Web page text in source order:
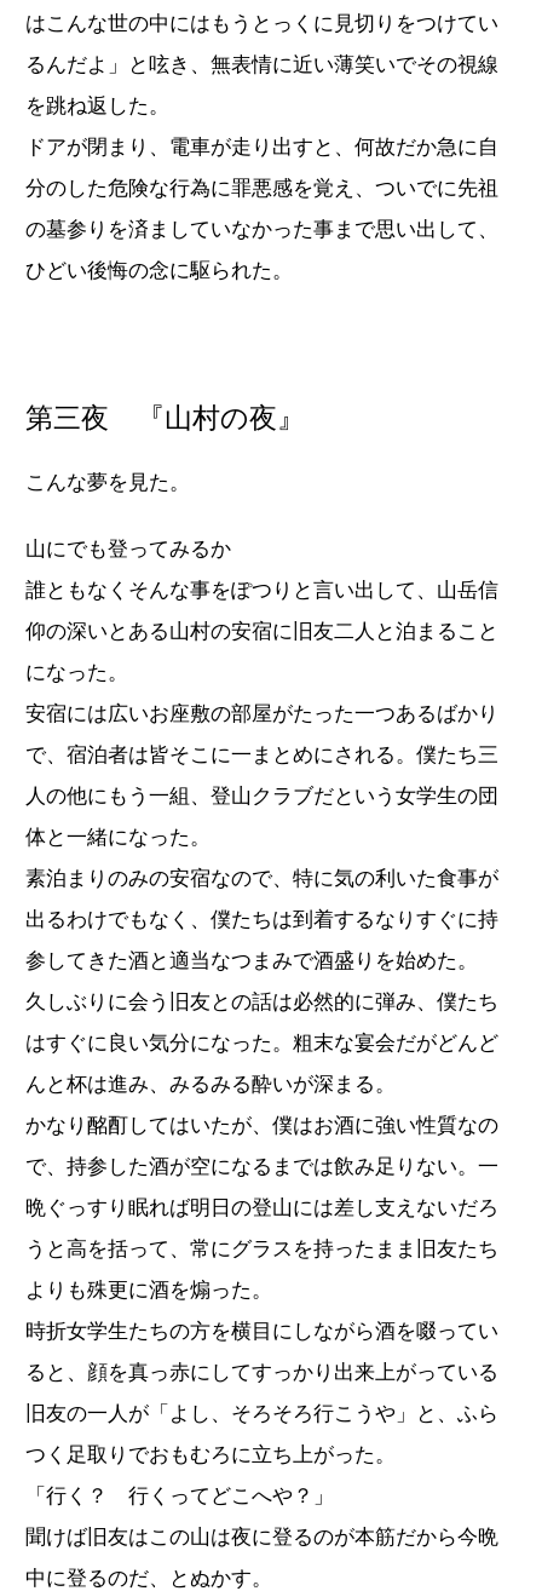
はこんな世の中にはもうとっくに見切りをつけてい
るんだよ」と呟き、無表情に近い薄笑いでその視線
を跳ね返した。
ドアが閉まり、電車が走り出すと、何故だか急に自
分のした危険な行為に罪悪感を覚え、ついでに先祖
の墓参りを済ましていなかった事まで思い出して、
ひどい後悔の念に駆られた。
第三夜 『山村の夜』
こんな夢を見た。
山にでも登ってみるか
誰ともなくそんな事をぽつりと言い出して、山岳信
仰の深いとある山村の安宿に旧友二人と泊まること
になった。
安宿には広いお座敷の部屋がたった一つあるばかり
で、宿泊者は皆そこに一まとめにされる。僕たち三
人の他にもう一組、登山クラブだという女学生の団
体と一緒になった。
素泊まりのみの安宿なので、特に気の利いた食事が
出るわけでもなく、僕たちは到着するなりすぐに持
参してきた酒と適当なつまみで酒盛りを始めた。
久しぶりに会う旧友との話は必然的に弾み、僕たち
はすぐに良い気分になった。粗末な宴会だがどんど
んと杯は進み、みるみる酔いが深まる。
かなり酩酊してはいたが、僕はお酒に強い性質なの
で、持参した酒が空になるまでは飲み足りない。一
晩ぐっすり眠れば明日の登山には差し支えないだろ
うと高を括って、常にグラスを持ったまま旧友たち
よりも殊更に酒を煽った。
時折女学生たちの方を横目にしながら酒を啜ってい
ると、顔を真っ赤にしてすっかり出来上がっている
旧友の一人が「よし、そろそろ行こうや」と、ふら
つく足取りでおもむろに立ち上がった。
「行く？ 行くってどこへや？」
聞けば旧友はこの山は夜に登るのが本筋だから今晩
中に登るのだ、とぬかす。